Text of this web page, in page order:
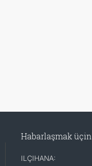
Habarlaşmak üçin
ILÇIHANA: